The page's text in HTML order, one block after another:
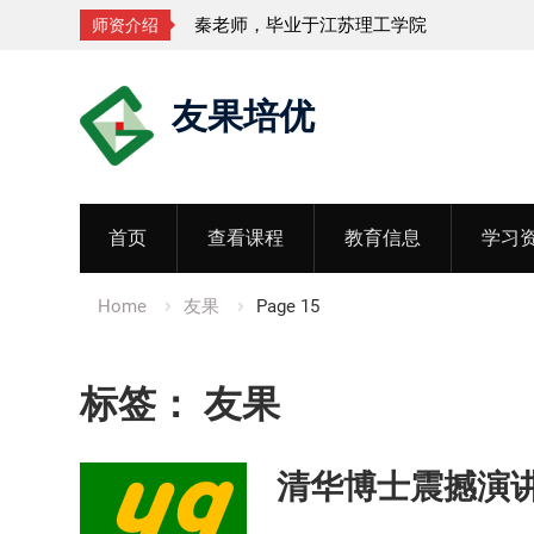
师资介绍
秦老师，毕业于江苏理工学院
友果培优
首页 查看课程 教育信息 学习
Home 友果 Page 15
标签： 友果
清华博士震撼演